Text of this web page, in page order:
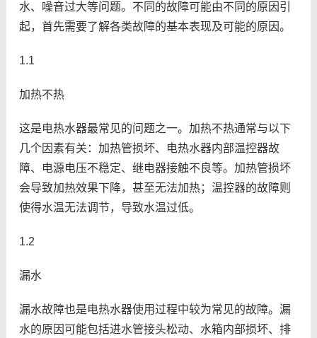
水、噪音过大等问题。不同的故障可能由不同的原因引
起，首先需要了解各类故障的基本表现及可能的原因。
1.1
加热不热
这是电热水器最常见的问题之一。加热不热通常与以下
几个因素有关：加热管损坏、电热水器内部温控器故
障、电源电压不稳定、继电器接触不良等。加热管损坏
会导致加热效果下降，甚至无法加热；温控器的故障则
使得水温无法调节，导致水温过低。
1.2
漏水
漏水故障也是电热水器使用过程中较为常见的故障。漏
水的原因可能包括进水管接头松动、水箱内部损坏、排